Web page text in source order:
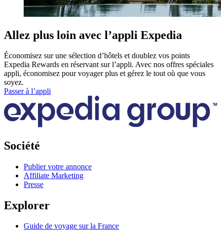
Allez plus loin avec l’appli Expedia
Économisez sur une sélection d’hôtels et doublez vos points
Expedia Rewards en réservant sur l’appli. Avec nos offres spéciales
appli, économisez pour voyager plus et gérez le tout où que vous
soyez.
Passer à l’appli
Société
Publier votre annonce
Affiliate Marketing
Presse
Explorer
Guide de voyage sur la France